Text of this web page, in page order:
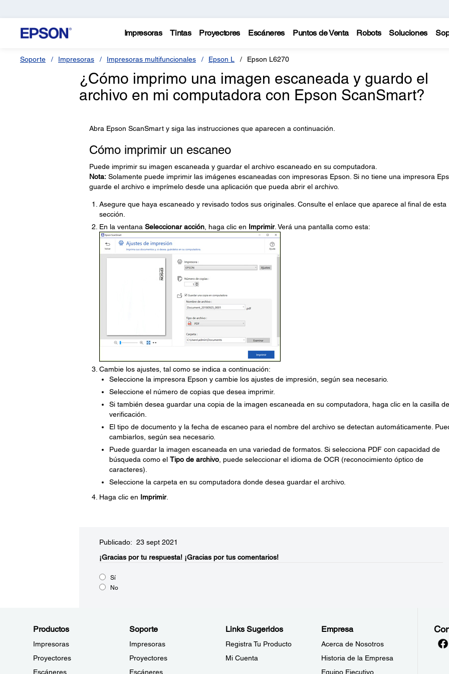
Impresoras Tintas Proyectores Escáneres Puntos de Venta Robots Soluciones
Soporte Impresoras Impresoras multifuncionales Epson L Epson L6270
¿Cómo imprimo una imagen escaneada y guardo el
archivo en mi computadora con Epson ScanSmart?
Abra Epson ScanSmart y siga las instrucciones que aparecen a continuación.
Cómo imprimir un escaneo
Puede imprimir su imagen escaneada y guardar el archivo escaneado en su computadora.
Nota:Solamente puede imprimir las imágenes escaneadas con impresoras Epson. Si no tiene una impresora
guarde el archivo e imprímelo desde una aplicación que pueda abrir el archivo.
Asegure que haya escaneado y revisado todos sus originales. Consulte el enlace que aparece al final de esta
sección.
En la ventana Seleccionar acción, haga clic en Imprimir. Verá una pantalla como esta:
Cambie los ajustes, tal como se indica a continuación:
Seleccione la impresora Epson y cambie los ajustes de impresión, según sea necesario.
Seleccione el número de copias que desea imprimir.
Si también desea guardar una copia de la imagen escaneada en su computadora, haga clic en la casilla de
verificación.
El tipo de documento y la fecha de escaneo para el nombre del archivo se detectan automáticamente.
cambiarlos, según sea necesario.
Puede guardar la imagen escaneada en una variedad de formatos. Si selecciona PDF con capacidad de
búsqueda como el Tipo de archivo, puede seleccionar el idioma de OCR (reconocimiento óptico de
caracteres).
Seleccione la carpeta en su computadora donde desea guardar el archivo.
Haga clic en Imprimir.
Publicado: 23 sept 2021
¡Gracias por tu respuesta! ¡Gracias por tus comentarios!
Sí
No
Productos
Impresoras
Proyectores
Escáneres
Soporte
Impresoras
Proyectores
Escáneres
Links Sugeridos
Registra Tu Producto
Mi Cuenta
Empresa
Acerca de Nosotros
Historia de la Empresa
Equipo Ejecutivo